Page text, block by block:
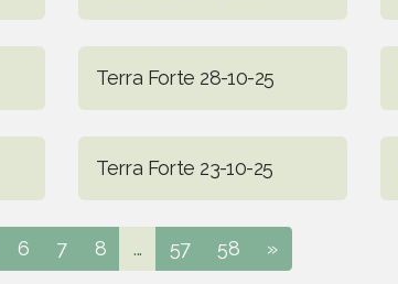
Terra Forte 28-10-25
Terra Forte 23-10-25
6 7 8 ... 57 58 »